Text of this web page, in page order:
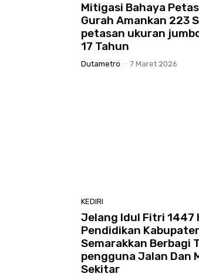
Mitigasi Bahaya
Gurah Amankan 223
petasan ukuran
17 Tahun
Dutametro - 7 Maret 2026
KEDIRI
Jelang Idul Fitri 1447
Pendidikan
Semarakkan Berbagi
pengguna Jalan Dan
Sekitar